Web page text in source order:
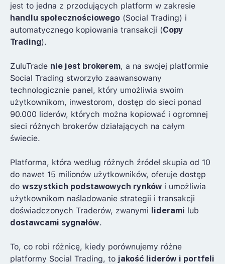
jest to jedna z przodujących platform w zakresie
handlu społecznościowego (Social Trading) i
automatycznego kopiowania transakcji (Copy
Trading).
ZuluTrade nie jest brokerem, a na swojej platformie
Social Trading stworzyło zaawansowany
technologicznie panel, który umożliwia swoim
użytkownikom, inwestorom, dostęp do sieci ponad
90.000 liderów, których można kopiować i ogromnej
sieci różnych brokerów działających na całym
świecie.
Platforma, która według różnych źródeł skupia od 10
do nawet 15 milionów użytkowników, oferuje dostęp
do wszystkich podstawowych rynków i umożliwia
użytkownikom naśladowanie strategii i transakcji
doświadczonych Traderów, zwanymi liderami lub
dostawcami sygnałów.
To, co robi różnicę, kiedy porównujemy różne
platformy Social Trading, to jakość liderów i portfeli